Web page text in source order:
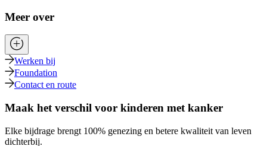
Meer over
Werken bij
Foundation
Contact en route
Maak het verschil voor kinderen met kanker
Elke bijdrage brengt 100% genezing en betere kwaliteit van leven
dichterbij.